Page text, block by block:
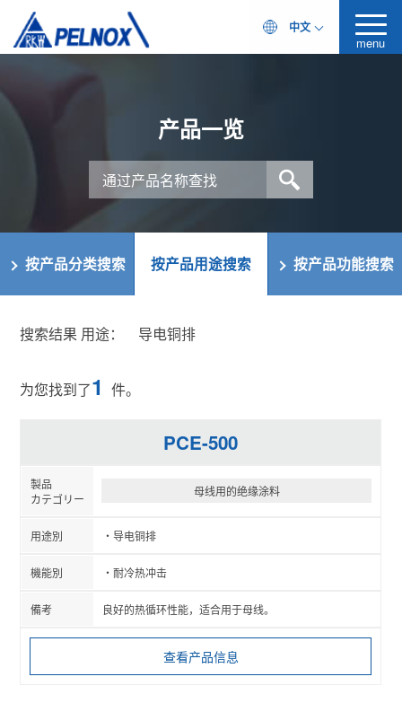
中文
menu
产品一览
按产品分类搜索 按产品用途搜索 按产品功能搜索
搜索结果 用途： 导电铜排
为您找到了1 件。
PCE-500
母线用的绝缘涂料
导电铜排
耐冷热冲击
良好的热循环性能，适合用于母线。
查看产品信息